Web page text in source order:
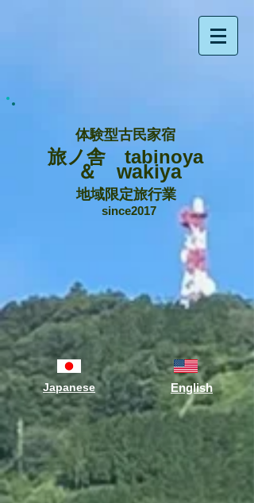
体験型古民家宿
旅ノ舎 tabinoya
＆ wakiya
地域限定旅行業
since2017
Japanese English